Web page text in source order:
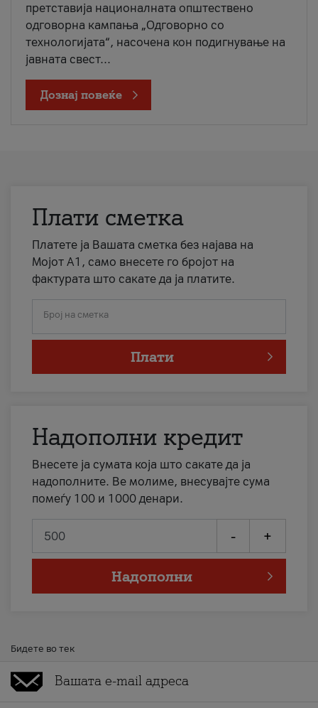
претставија националната општествено
одговорна кампања „Одговорно со
технологијата“, насочена кон подигнување на
јавната свест...
Дознај повеќе
Плати сметка
Платете ја Вашата сметка без најава на
Мојот А1, само внесете го бројот на
фактурата што сакате да ја платите.
Број на сметка
Плати
Надополни кредит
Внесете ја сумата која што сакате да ја
надополните. Ве молиме, внесувајте сума
помеѓу 100 и 1000 денари.
- +
Надополни
Бидете во тек